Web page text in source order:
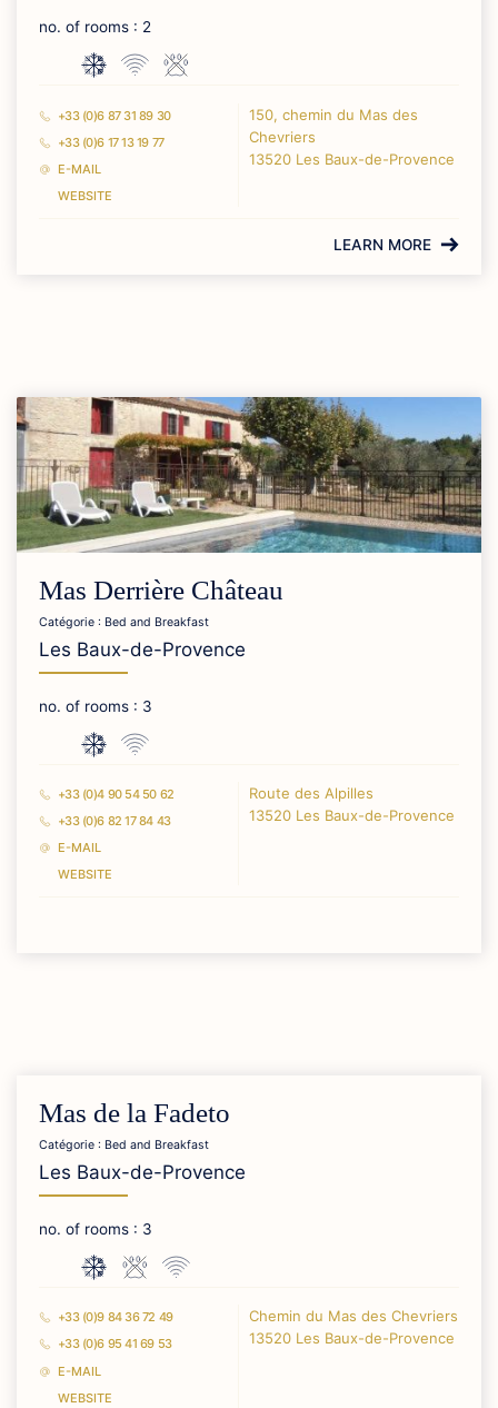
no. of rooms : 2
+33 (0)6 87 31 89 30
+33 (0)6 17 13 19 77
E-MAIL
WEBSITE
150, chemin du Mas des
Chevriers
13520 Les Baux-de-Provence
LEARN MORE
Mas Derrière Château
Catégorie : Bed and Breakfast
Les Baux-de-Provence
no. of rooms : 3
+33 (0)4 90 54 50 62
+33 (0)6 82 17 84 43
E-MAIL
WEBSITE
Route des Alpilles
13520 Les Baux-de-Provence
Mas de la Fadeto
Catégorie : Bed and Breakfast
Les Baux-de-Provence
no. of rooms : 3
+33 (0)9 84 36 72 49
+33 (0)6 95 41 69 53
E-MAIL
WEBSITE
Chemin du Mas des Chevriers
13520 Les Baux-de-Provence